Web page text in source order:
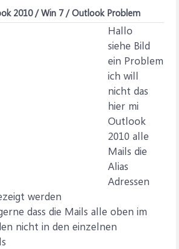
2010 / Win 7 / Outlook Problem
Hallo
siehe Bild
ein Problem
ich will
nicht das
hier mi
Outlook
2010 alle
Mails die
Alias
Adressen
werden
dass die Mails alle oben im
nicht in den einzelnen